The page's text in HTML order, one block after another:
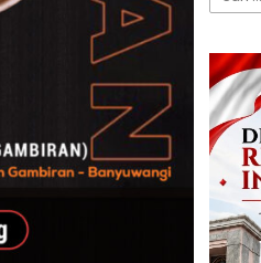
untuk: